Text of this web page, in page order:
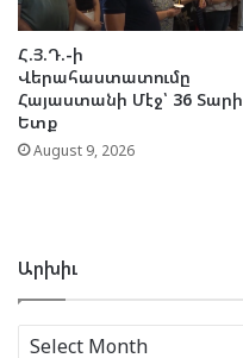
Հ.Յ.Դ.-ի
Վերահաստատումը
Հայաստանի Մէջ՝ 36 Տարի
Ետք
August 9, 2026
Արխիւ
Արխիւ